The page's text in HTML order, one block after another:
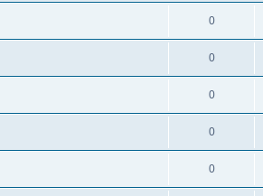
0
0
0
0
0